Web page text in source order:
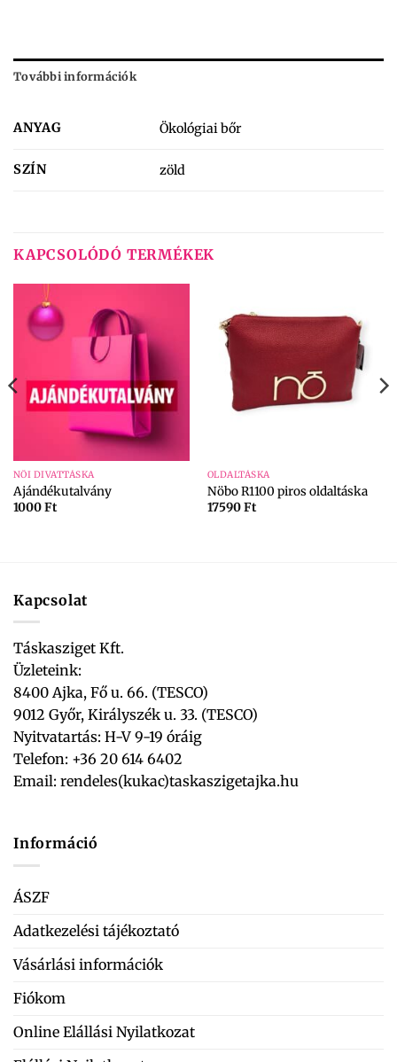
További információk
ANYAG Ökológiai bőr
SZÍN zöld
KAPCSOLÓDÓ TERMÉKEK
NŐI DIVATTÁSKA
Ajándékutalvány
1000Ft
OLDALTÁSKA
Nöbo R1100 piros oldaltáska
17590Ft
Kapcsolat
Táskasziget Kft.
Üzleteink:
8400 Ajka, Fő u. 66. (TESCO)
9012 Győr, Királyszék u. 33. (TESCO)
Nyitvatartás: H-V 9-19 óráig
Telefon: +36 20 614 6402
Email: rendeles(kukac)taskaszigetajka.hu
Információ
ÁSZF
Adatkezelési tájékoztató
Vásárlási információk
Fiókom
Online Elállási Nyilatkozat